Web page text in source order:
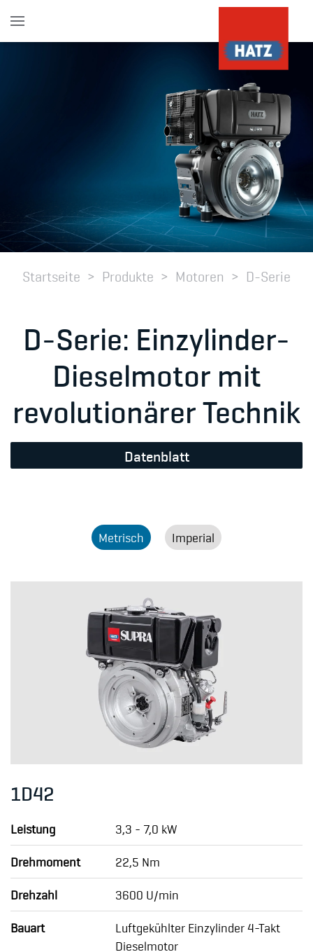
Skip to main content
Startseite Produkte Motoren D-Serie
D-Serie: Einzylinder-
Dieselmotor mit
revolutionärer Technik
Datenblatt
Metrisch Imperial
1D42
Leistung
3,3 - 7,0 kW
Drehmoment
22,5 Nm
Drehzahl
3600 U/min
Bauart
Luftgekühlter Einzylinder 4-Takt
Dieselmotor